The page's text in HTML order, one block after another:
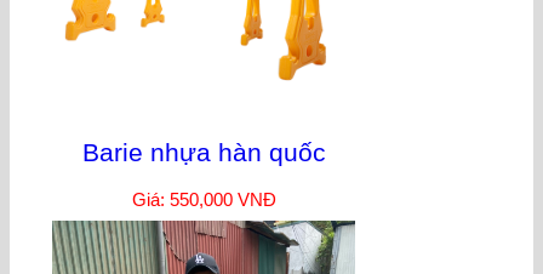
Barie nhựa hàn quốc
Giá: 550,000 VNĐ